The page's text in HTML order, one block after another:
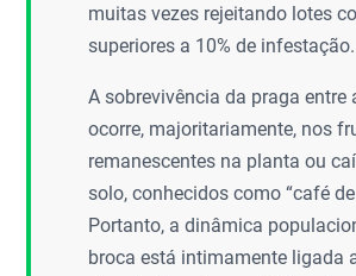
muitas vezes rejeitando lotes
superiores a 10% de infestação.
A sobrevivência da praga entre
ocorre, majoritariamente, nos
remanescentes na planta ou
solo, conhecidos como “café
Portanto, a dinâmica
broca está intimamente ligada